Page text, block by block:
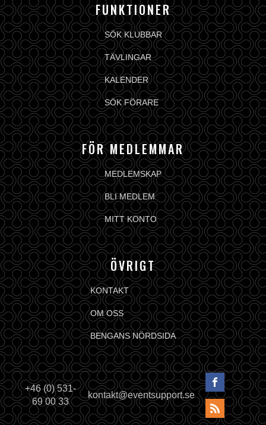
FUNKTIONER
SÖK KLUBBAR
TÄVLINGAR
KALENDER
SÖK FÖRARE
FÖR MEDLEMMAR
MEDLEMSKAP
BLI MEDLEM
MITT KONTO
ÖVRIGT
KONTAKT
OM OSS
BENGANS NÖRDSIDA
+46 (0) 531-
69 00 33
kontakt@eventsupport.se